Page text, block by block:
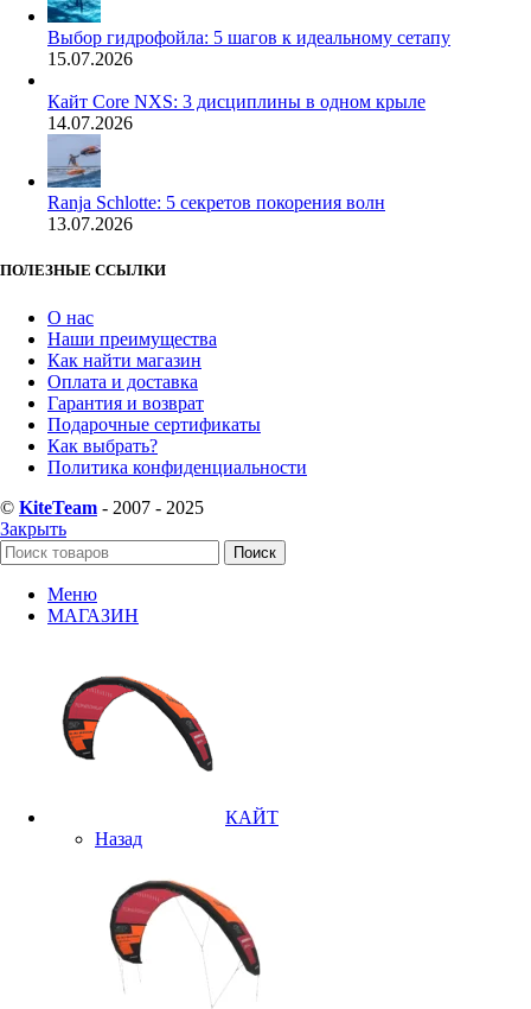
Выбор гидрофойла: 5 шагов к идеальному сетапу
15.07.2026
Кайт Core NXS: 3 дисциплины в одном крыле
14.07.2026
Ranja Schlotte: 5 секретов покорения волн
13.07.2026
ПОЛЕЗНЫЕ ССЫЛКИ
О нас
Наши преимущества
Как найти магазин
Оплата и доставка
Гарантия и возврат
Подарочные сертификаты
Как выбрать?
Политика конфиденциальности
© KiteTeam - 2007 - 2025
Закрыть
Поиск
Меню
МАГАЗИН
КАЙТ
Назад